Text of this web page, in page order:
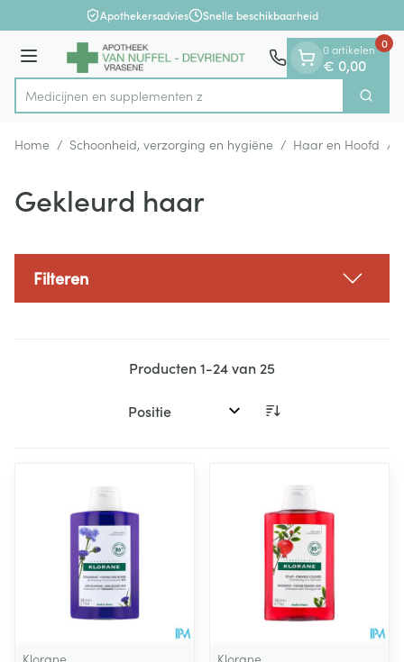
Ga naar de inhoudApothekersadvies Snelle beschikbaarheid
Menu
Product, merk, categorie...
Medicijnen Zoek
0 artikelen
€ 0,00
0
Home / Schoonheid, verzorging en hygiëne / Haar en Hoofd /
Gekleurd haar
Filteren
Producten1-24van 25
Sorteer op:
Klorane
Klorane